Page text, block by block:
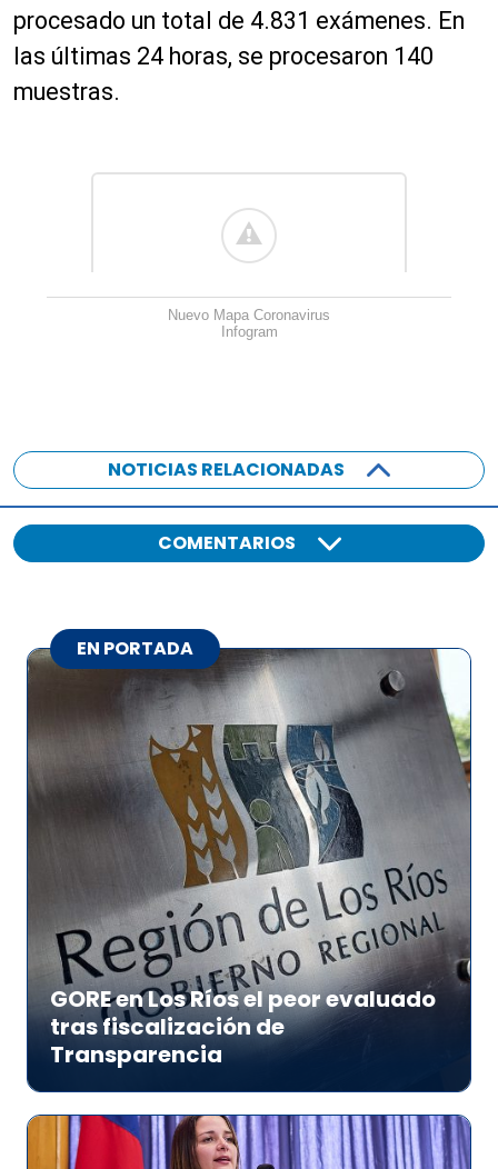
procesado un total de 4.831 exámenes. En
las últimas 24 horas, se procesaron 140
muestras.
Nuevo Mapa Coronavirus
Infogram
NOTICIAS RELACIONADAS
COMENTARIOS
EN PORTADA
GORE en Los Ríos el peor evaluado
tras fiscalización de
Transparencia